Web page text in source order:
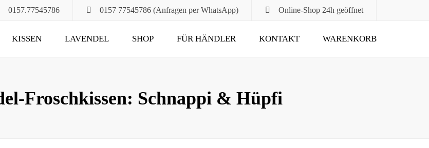
0157.77545786 0157 77545786 (Anfragen per WhatsApp) Online-Shop 24h geöffnet
Submit
KISSEN LAVENDEL
FÜR MUND, HALS
SHOP FÜR HÄNDLER KONTAKT WARENKORB
Froschkissen: Schnappi & Hüpfi